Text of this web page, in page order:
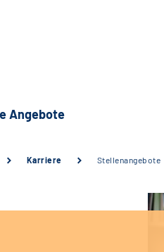
Angebote
Karriere Stellenangebote